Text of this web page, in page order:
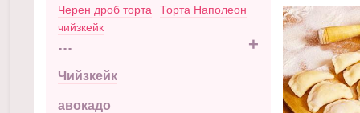
Черен дроб торта
Торта Наполеон
чийзкейк
... +
Чийзкейк
авокадо